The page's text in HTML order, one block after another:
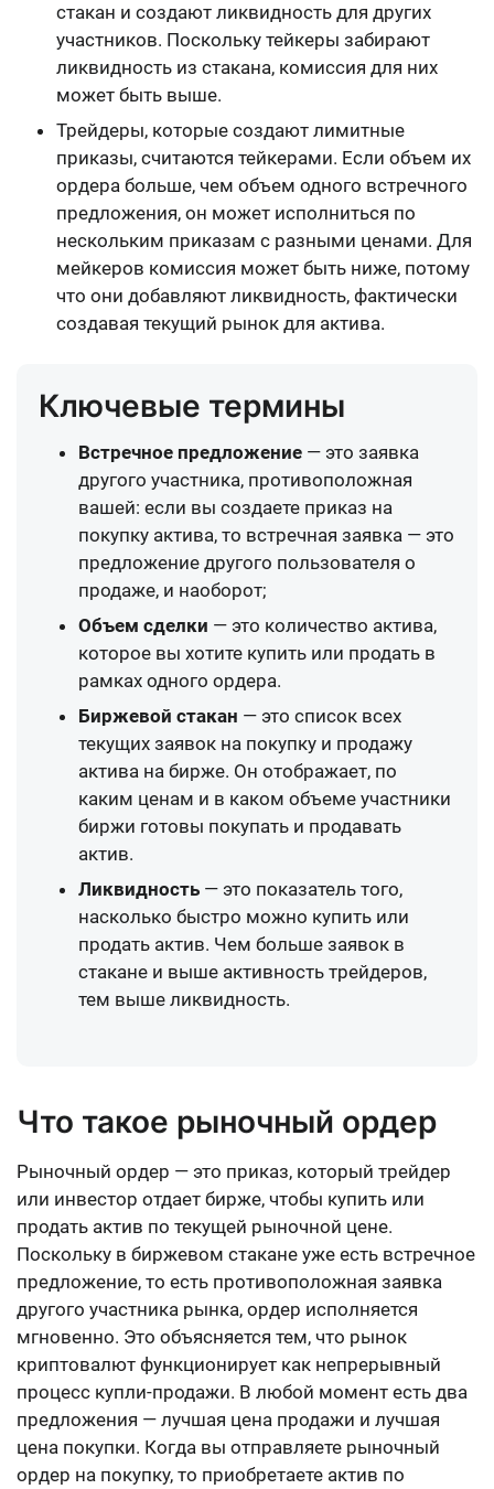
стакан и создают ликвидность для других
участников. Поскольку тейкеры забирают
ликвидность из стакана, комиссия для них
может быть выше.
Трейдеры, которые создают лимитные
приказы, считаются тейкерами. Если объем их
ордера больше, чем объем одного встречного
предложения, он может исполниться по
нескольким приказам с разными ценами. Для
мейкеров комиссия может быть ниже, потому
что они добавляют ликвидность, фактически
создавая текущий рынок для актива.
Ключевые термины
Встречное предложение — это заявка
другого участника, противоположная
вашей: если вы создаете приказ на
покупку актива, то встречная заявка — это
предложение другого пользователя о
продаже, и наоборот;
Объем сделки — это количество актива,
которое вы хотите купить или продать в
рамках одного ордера.
Биржевой стакан — это список всех
текущих заявок на покупку и продажу
актива на бирже. Он отображает, по
каким ценам и в каком объеме участники
биржи готовы покупать и продавать
актив.
Ликвидность — это показатель того,
насколько быстро можно купить или
продать актив. Чем больше заявок в
стакане и выше активность трейдеров,
тем выше ликвидность.
Что такое рыночный ордер
Рыночный ордер — это приказ, который трейдер
или инвестор отдает бирже, чтобы купить или
продать актив по текущей рыночной цене.
Поскольку в биржевом стакане уже есть встречное
предложение, то есть противоположная заявка
другого участника рынка, ордер исполняется
мгновенно. Это объясняется тем, что рынок
криптовалют функционирует как непрерывный
процесс купли-продажи. В любой момент есть два
предложения — лучшая цена продажи и лучшая
цена покупки. Когда вы отправляете рыночный
ордер на покупку, то приобретаете актив по